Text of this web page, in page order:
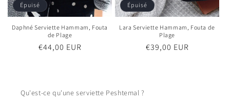
Épuisé
Daphné Serviette Hammam, Fouta
de Plage
Prix
€44,00 EUR
Épuisé
Lara Serviette Hammam, Fouta de
Plage
Prix
€39,00 EUR
Qu'est-ce qu'une serviette Peshtemal ?